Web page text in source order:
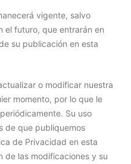
vigente, salvo
el futuro, que entrarán en
su publicación en esta
o modificar nuestra
momento, por lo que le
Su uso
de que publiquemos
de Privacidad en esta
de las modificaciones y su